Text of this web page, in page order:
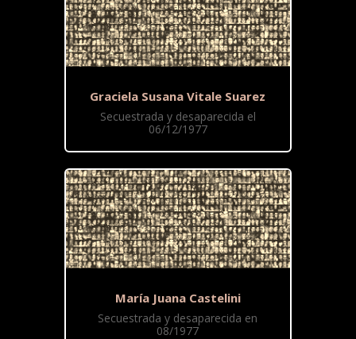
Graciela Susana Vitale Suarez
Secuestrada y desaparecida el
06/12/1977
María Juana Castelini
Secuestrada y desaparecida en
08/1977